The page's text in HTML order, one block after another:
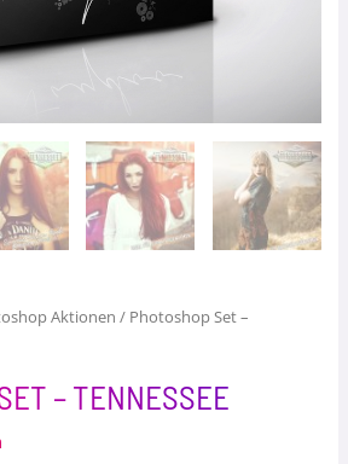
Aktionen / Photoshop Set –
– TENNESSEE